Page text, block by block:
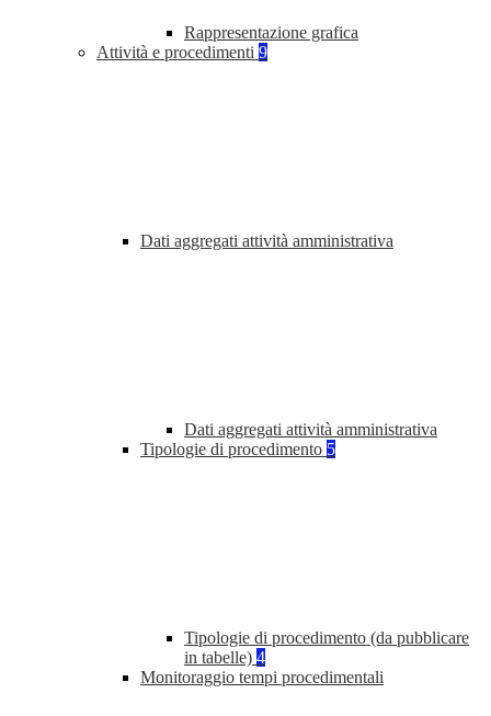
Rappresentazione grafica
Attività e procedimenti 9
Dati aggregati attività amministrativa
Dati aggregati attività amministrativa
Tipologie di procedimento 5
Tipologie di procedimento (da pubblicare
in tabelle) 4
Monitoraggio tempi procedimentali